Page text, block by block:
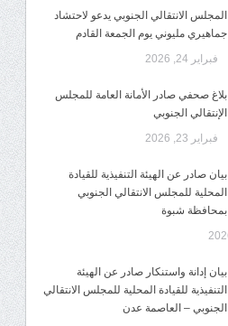
المجلس الانتقالي الجنوبي يدعو لاحتشاد
جماهيري مليوني يوم الجمعة القادم
فبراير 24, 2026
بلاغ صحفي صادر الأمانة العامة للمجلس
الإنتقالي الجنوبي
فبراير 23, 2026
بيان صادر عن الهيئة التنفيذية للقيادة
المحلية للمجلس الانتقالي الجنوبي
بمحافظة شبوة
بيان إدانة واستنكار صادر عن الهيئة
التنفيذية للقيادة المحلية للمجلس الانتقالي
الجنوبي – العاصمة عدن